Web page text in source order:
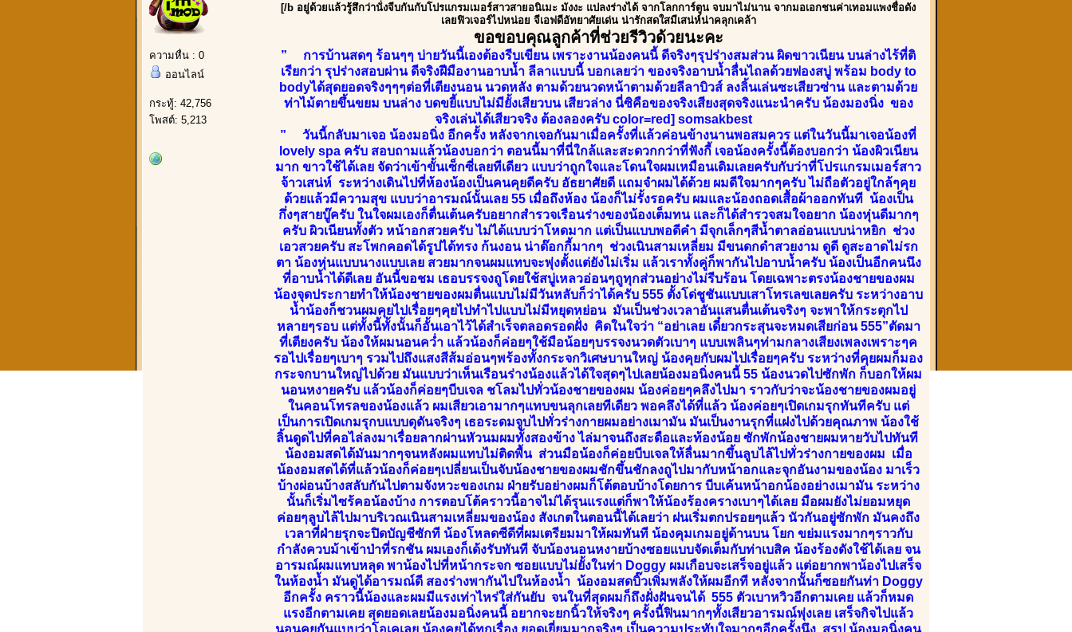
ความหื่น : 0
ออนไลน์
กระทู้: 42,756
โพสต์: 5,213
[/b อยู่ด้วยแล้วรู้สึกว่านั่งจีบกันกับโปรแกรมเมอร์สาวสายอนิเมะ มังงะ แปลงร่างได้ จากโลกการ์ตูน จบมาไม่นาน จากมอเอกชนค่าเทอมแพงชื่อดัง
เลยฟิวเจอร์ไปหน่อย จีเอฟดีอัทยาศัยเด่น น่ารักสดใสมีเสน่ห์น่าคลุกเคล้า
ขอขอบคุณลูกค้าที่ช่วยรีวิวด้วยนะคะ
” การบ้านสดๆ ร้อนๆๆ บ่ายวันนี้เองต้องรีบเขียน เพราะงานน้องคนนี้ ดีจริงๆรุปร่างสมส่วน ผิดขาวเนียน บนล่างไร้ที่ติ
เรียกว่า รุปร่างสอบผ่าน ดีจริงฝีมืองานอาบน้ำ ลีลาแบบนี้ บอกเลยว่า ของจริงอาบน้ำลื่นไถลด้วยฟองสบู่ พร้อม body to
bodyได้สุดยอดจริงๆๆๆต่อที่เตียงนอน นวดหลัง ตามด้วยนวดหน้าตามด้วยลีลาบิวส์ ลงลิ้นเล่นซะเสียวซ่าน และตามด้วย
ท่าไม้ตายขึ้นขยม บนล่าง บดขยี้แบบไม่มียั้งเสียวบน เสียวล่าง นี่ซิคือของจริงเสียงสุดจริงแนะนำครับ น้องมองนิ่ง ของ
จริงเล่นได้เสียวจริง ต้องลองครับ color=red] somsakbest
” วันนี้กลับมาเจอ น้องมอนิ่ง อีกครั้ง หลังจากเจอกันมาเมื่อครั้งที่เเล้วค่อนข้างนานพอสมควร เเต่ในวันนี้มาเจอน้องที่
lovely spa ครับ สอบถามเเล้วน้องบอกว่า ตอนนี้มาที่นี่ใกล้เเละสะดวกกว่าที่ฟังกี้ เจอน้องครั้งนี้ต้องบอกว่า น้องผิวเนียน
มาก ขาวใช้ได้เลย จัดว่าเข้าขั้นเซ็กซี่เลยทีเดียว แบบว่าถูกใจและโดนใจผมเหมือนเดิมเลยครับกับว่าที่โปรเเกรมเมอร์สาว
จ้าวเสน่ห์ ระหว่างเดินไปที่ห้องน้องเป็นคนคุยดีครับ อัธยาศัยดี เเถมจำผมได้ด้วย ผมดีใจมากๆครับ ไม่ถือตัวอยู่ใกล้ๆคุย
ด้วยแล้วมีความสุข แบบว่าอารมณ์นั้นเลย 55 เมื่อถึงห้อง น้องก็ไม่รั้งรอครับ ผมและน้องถอดเสื้อผ้าออกทันที น้องเป็น
กึ่งๆสายบู๊ครับ ในใจผมเองก็ตื่นเต้นครับอยากสำรวจเรือนร่างของน้องเต็มทน และก็ได้สำรวจสมใจอยาก น้องหุ่นดีมากๆ
ครับ ผิวเนียนทั้งตัว หน้าอกสวยครับ ไม่ได้แบบว่าโหดมาก แต่เป็นแบบพอดีคำ มีจุกเล็กๆสีน้ำตาลอ่อนแบบน่าหยิก ช่วง
เอวสวยครับ สะโพกคอดได้รูปได้ทรง ก้นงอน น่าด๊อกกี้มากๆ ช่วงเนินสามเหลี่ยม มีขนดกดำสวยงาม ดูดี ดูสะอาดไม่รก
ตา น้องหุ่นแบบนางแบบเลย สวยมากจนผมแทบจะพุ่งตั้งแต่ยังไม่เริ่ม แล้วเราทั้งคู่ก็พากันไปอาบน้ำครับ น้องเป็นอีกคนนึง
ที่อาบน้ำได้ดีเลย อันนี้ขอชม เธอบรรจงถูโดยใช้สบู่เหลวอ่อนๆถูทุกส่วนอย่างไม่รีบร้อน โดยเฉพาะตรงน้องชายของผม
น้องจุดประกายทำให้น้องชายของผมตื่นแบบไม่มีวันหลับก็ว่าได้ครับ 555 ตั้งโด่ชูชันแบบเสาโทรเลขเลยครับ ระหว่างอาบ
น้ำน้องก็ชวนผมคุยไปเรื่อยๆคุยไปทำไปแบบไม่มีหยุดหย่อน มันเป็นช่วงเวลาอันแสนตื่นเต้นจริงๆ จะพาให้กระตุกไป
หลายๆรอบ แต่ทั้งนี้ทั้งนั้นก็อั้นเอาไว้ได้สำเร็จตลอดรอดฝั่ง คิดในใจว่า “อย่าเลย เดี๋ยวกระสุนจะหมดเสียก่อน 555”ตัดมา
ที่เตียงครับ น้องให้ผมนอนคว่ำ แล้วน้องก็ค่อยๆใช้มือน้อยๆบรรจงนวดตัวเบาๆ แบบเพลินๆท่ามกลางเสียงเพลงเพราะๆค
รอไปเรื่อยๆเบาๆ รวมไปถึงแสงสีส้มอ่อนๆพร้องทั้งกระจกวิเศษบานใหญ่ น้องคุยกับผมไปเรื่อยๆครับ ระหว่างที่คุยผมก็มอง
กระจกบานใหญ่ไปด้วย มันแบบว่าเห็นเรือนร่างน้องแล้วได้ใจสุดๆไปเลยน้องมอนิ่งคนนี้ 55 น้องนวดไปซักพัก ก็บอกให้ผม
นอนหงายครับ แล้วน้องก็ค่อยๆบีบเจล ชโลมไปทั่วน้องชายของผม น้องค่อยๆคลึงไปมา ราวกับว่าจะน้องชายของผมอยู่
ในคอนโทรลของน้องแล้ว ผมเสียวเอามากๆแทบขนลุกเลยทีเดียว พอคลึงได้ที่แล้ว น้องค่อยๆเปิดเกมรุกทันทีครับ แต่
เป็นการเปิดเกมรุกบแบบดุดันจริงๆ เธอระดมจูบไปทั่วร่างกายผมอย่างเมามัน มันเป็นงานรุกที่แฝงไปด้วยคุณภาพ น้องใช้
ลิ้นดูดไปที่คอไล่ลงมาเรื่อยลากผ่านหัวนมผมทั้งสองข้าง ไล่มาจนถึงสะดือและท้องน้อย ซักพักน้องชายผมหายวับไปทันที
น้องอมสดได้มันมากๆจนหลังผมแทบไม่ติดพื้น ส่วนมือน้องก็ค่อยบีบเจลให้ลื่นมากขึ้นลูบไล้ไปทั่วร่างกายของผม เมื่อ
น้องอมสดได้ที่แล้วน้องก็ค่อยๆเปลี่ยนเป็นจับน้องชายของผมชักขึ้นชักลงถูไปมากับหน้าอกและจุกอันงามของน้อง มาเร็ว
บ้างผ่อนบ้างสลับกันไปตามจังหวะของเกม ฝ่ายรับอย่างผมก็โต้ตอบบ้างโดยการ บีบเค้นหน้าอกน้องอย่างเมามัน ระหว่าง
นั้นก็เริ่มไซร้คอน้องบ้าง การตอบโต้คราวนี้อาจไม่ได้รุนแรงแต่ก็พาให้น้องร้องครางเบาๆได้เลย มือผมยังไม่ยอมหยุด
ค่อยๆลูบไล้ไปมาบริเวณเนินสามเหลี่ยมของน้อง สังเกตในตอนนี้ได้เลยว่า ฝนเริ่มตกปรอยๆแล้ว นัวกันอยู่ซักพัก มันคงถึง
เวลาที่ฝ่ายรุกจะปิดบัญชีซักที น้องโหลดซีดีที่ผมเตรียมมาให้ผมทันที น้องคุมเกมอยู่ด้านบน โยก ขย่มแรงมากๆราวกับ
กำลังควบม้าเข้าป่าที่รกชัน ผมเองก็เด้งรับทันที จับน้องนอนหงายบ้างซอยแบบจัดเต็มกับท่าเบสิค น้องร้องดังใช้ได้เลย จน
อารมณ์ผมแทบหลุด พาน้องไปที่หน้ากระจก ซอยแบบไม่ยั้งในท่า Doggy ผมเกือบจะเสร็จอยู่แล้ว แต่อยากพาน้องไปเสร็จ
ในห้องน้ำ มันดูได้อารมณ์ดี สองร่างพากันไปในห้องน้ำ น้องอมสดบิ๊วเพิ่มพลังให้ผมอีกที หลังจากนั้นก็ซอยกันท่า Doggy
อีกครั้ง คราวนี้น้องและผมมีแรงเท่าไหร่ใส่กันยับ จนในที่สุดผมก็ถึงฝั่งฝันจนได้ 555 ตัวเบาหวิวอีกตามเคย แล้วก็หมด
แรงอีกตามเคย สุดยอดเลยน้องมอนิ่งคนนี้ อยากจะยกนิ้วให้จริงๆ ครั้งนี้ฟินมากๆทั้งเสียวอารมณ์พุ่งเลย เสร็จกิจไปแล้ว
นอนคุยกันแบบว่าโอเคเลย น้องคุยได้ทุกเรื่อง ยอดเยี่ยมมากจริงๆ เป็นความประทับใจมากๆอีกครั้งนึง สรุป น้องมอนิ่งคน